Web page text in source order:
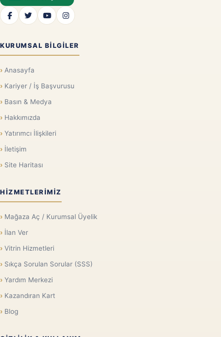
KURUMSAL BILGILER
Anasayfa
Kariyer / İş Başvurusu
Basın & Medya
Hakkımızda
Yatırımcı İlişkileri
İletişim
Site Haritası
HIZMETLERIMIZ
Mağaza Aç / Kurumsal Üyelik
İlan Ver
Vitrin Hizmetleri
Sıkça Sorulan Sorular (SSS)
Yardım Merkezi
Kazandıran Kart
Blog